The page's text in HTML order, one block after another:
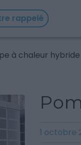
rappelé
à chaleur hybride
1 octobre